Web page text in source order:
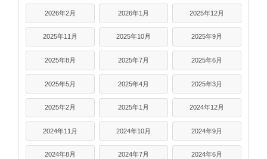
2026年2月 2026年1月 2025年12月
2025年11月 2025年10月 2025年9月
2025年8月 2025年7月 2025年6月
2025年5月 2025年4月 2025年3月
2025年2月 2025年1月 2024年12月
2024年11月 2024年10月 2024年9月
2024年8月 2024年7月 2024年6月